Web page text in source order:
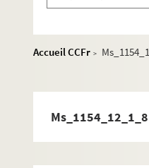
Accueil CCFr >